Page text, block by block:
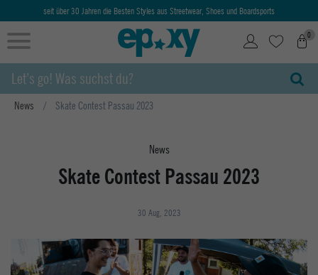
seit über 30 Jahren die Besten Styles aus Streetwear, Shoes und Boardsports
0
News Skate Contest Passau 2023
News
Skate Contest Passau 2023
30 Aug, 2023